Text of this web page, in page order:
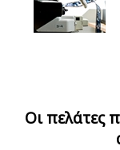
εγχρωμου φίλμ 35mm
σε χημικά C-41
Οι πελάτες